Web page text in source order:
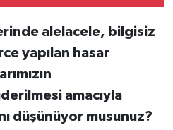
alelacele, bilgisiz
yapılan hasar
amacıyla
düşünüyor musunuz?